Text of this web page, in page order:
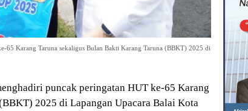
65 Karang Taruna sekaligus Bulan Bakti Karang Taruna (BBKT) 2025 di
puncak peringatan HUT ke-65 Karang
2025 di Lapangan Upacara Balai Kota